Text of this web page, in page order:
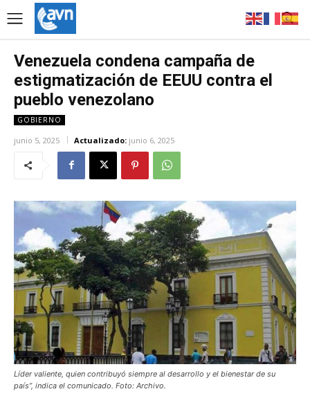
Venezuela condena campaña de
estigmatización de EEUU contra el
pueblo venezolano
GOBIERNO
junio 5, 2025 Actualizado: junio 6, 2025
Líder valiente, quien contribuyó siempre al desarrollo y el bienestar de su
país”, indica el comunicado. Foto: Archivo.